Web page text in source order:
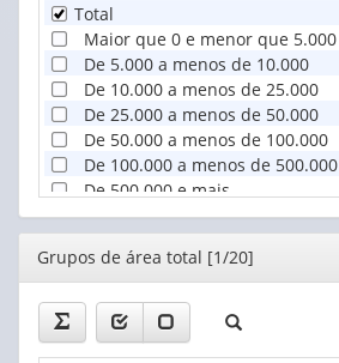
Total
Maior que 0 e menor que 5.000
De 5.000 a menos de 10.000
De 10.000 a menos de 25.000
De 25.000 a menos de 50.000
De 50.000 a menos de 100.000
De 100.000 a menos de 500.000
De 500.000 e mais
Sem valor da produção
Editor
Grupos de área total [1/20]